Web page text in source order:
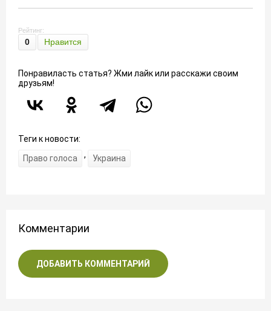
Рейтинг:
0 Нравится
Понравиласть статья? Жми лайк или расскажи своим
друзьям!
Теги к новости:
Право голоса
, Украина
Комментарии
ДОБАВИТЬ КОММЕНТАРИЙ